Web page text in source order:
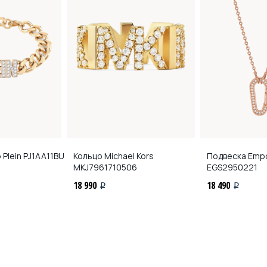
Plein PJ1AA11BU
Кольцо Michael Kors
MKJ7961710506
18 990 i
Подвеска
EGS2950221
18 490 i